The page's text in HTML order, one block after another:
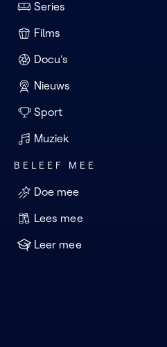
Series
Films
Docu's
Nieuws
Sport
Muziek
BELEEF MEE
Doe mee
Lees mee
Leer mee